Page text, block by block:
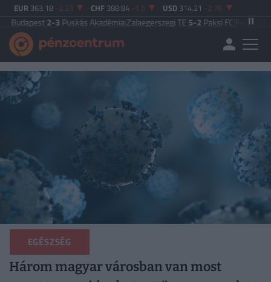
EUR 363.18 -2.23 CHF 388.84 -1.5 USD 314.21 -2.76
2-3Puskás Akadémia|Zalaegerszegi TE5-2Paksi FC|Ferencváros 0-0
EGÉSZSÉG
Három magyar városban van most